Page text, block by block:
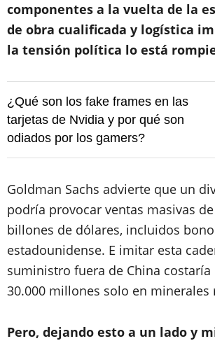
componentes a la vuelta de la
de obra cualificada y logística
la tensión política lo está
¿Qué son los fake frames en las
tarjetas de Nvidia y por qué son
odiados por los gamers?
Goldman Sachs advierte que un
podría provocar ventas masivas
billones de dólares, incluidos
estadounidense. E imitar esta
suministro fuera de China costaría
30.000 millones solo en minerales
Pero, dejando esto a un lado y